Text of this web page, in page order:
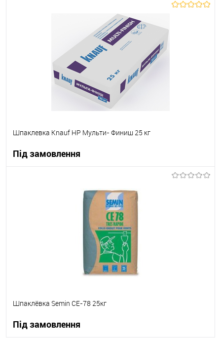
В корзину
Під замовлення
Шпаклевка Knauf НР Мульти- Финиш 25 кг
Під замовлення
Шпаклёвка Semin СЕ-78 25кг
Під замовлення